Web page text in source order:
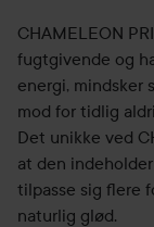
CHAMELEON
fugtgivende og
energi, mindsker
mod for tidlig
Det unikke ved
at den
tilpasse sig flere
naturlig glød.